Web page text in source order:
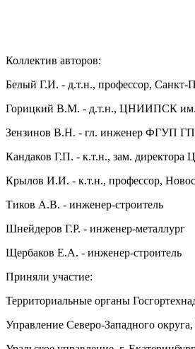
Коллектив авторов:
Белый Г.И. - д.т.н., профессор, Санкт-
Горицкий В.М. - д.т.н., ЦНИИПСК им.
Зензинов В.Н. - гл. инженер ФГУП
Кандаков Г.П. - к.т.н., зам.
Крылов И.И. - к.т.н., профессор,
Тиков А.В. - инженер-строитель
Шнейдеров Г.Р. - инженер-металлург
Щербаков Е.А. - инженер-строитель
Приняли участие:
Территориальные органы
Управление Северо-Западного